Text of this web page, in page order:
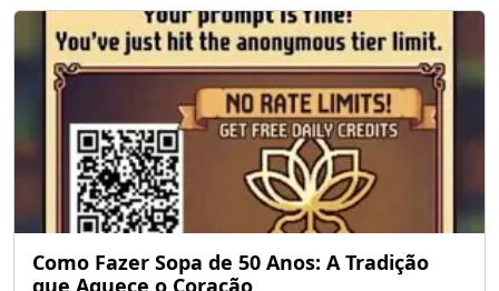
Como Fazer Sopa de 50 Anos: A Tradição
que Aquece o Coração